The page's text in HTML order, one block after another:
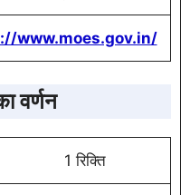
www.moes.gov.in/
वर्णन
1 रिक्ति